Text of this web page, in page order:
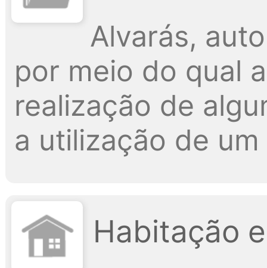
Alvarás,
por meio do qual
realização de
a utilização de
Habitação